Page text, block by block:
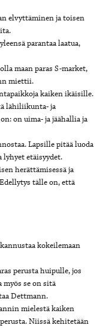
elvyttäminen ja toisen
parantaa laatua,
maan paras S-market,
miettii.
kaiken ikäisille.
lähiliikunta- ja
on uima- ja jäähallia ja
Lapsille pitää luoda
lyhyet etäisyydet.
herättämisessä ja
tälle on, että
kokeilemaan
perusta huipulle, jos
myös se on sitä
Dettmann.
mielestä kaiken
Niissä kehitetään